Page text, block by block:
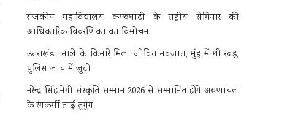
राजकीय महाविद्यालय कण्वघाटी के राष्ट्रीय सेमिनार की
आधिकारिक विवरणिका का विमोचन
उत्तराखंड : नाले के किनारे मिला जीवित नवजात, मुंह में थी रबड़,
पुलिस जांच में जुटी
नरेन्द्र सिंह नेगी संस्कृति सम्मान 2026 से सम्मानित होंगे अरुणाचल
के रंगकर्मी ताई तुगुंग